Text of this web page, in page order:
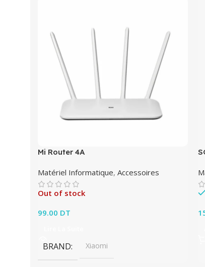
Mi Router 4A
Matériel Informatique, Accessoires
Out of stock
99.00 DT
BRAND Xiaomi